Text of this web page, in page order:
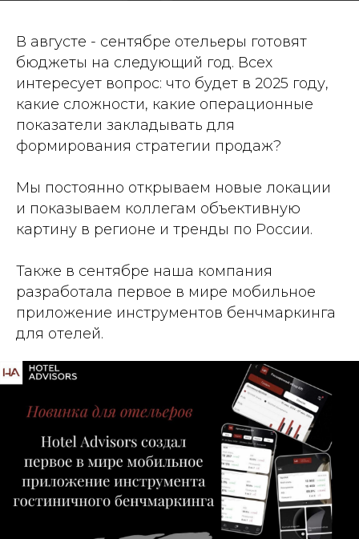
В августе - сентябре отельеры готовят
бюджеты на следующий год. Всех
интересует вопрос: что будет в 2025 году,
какие сложности, какие операционные
показатели закладывать для
формирования стратегии продаж?
Мы постоянно открываем новые локации
и показываем коллегам объективную
картину в регионе и тренды по России.
Также в сентябре наша компания
разработала первое в мире мобильное
приложение инструментов бенчмаркинга
для отелей.